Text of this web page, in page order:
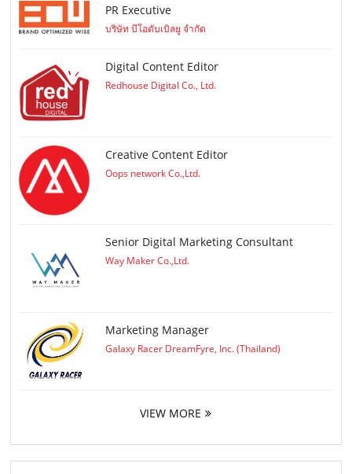
PR Executive
บริษัท บีโอดับเบิลยู จำกัด
Digital Content Editor
Redhouse Digital Co., Ltd.
Creative Content Editor
Oops network Co.,Ltd.
Senior Digital Marketing Consultant
Way Maker Co.,Ltd.
Marketing Manager
Galaxy Racer DreamFyre, Inc. (Thailand)
VIEW MORE